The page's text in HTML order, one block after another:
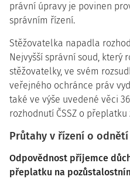
právní úpravy je povinen
správním řízení.
Stěžovatelka napadla
Nejvyšší správní soud, který
stěžovatelky, ve svém
veřejného ochránce práv
také ve výše uvedené věci
rozhodnutí ČSSZ o přeplatku
Průtahy v řízení o
Odpovědnost příjemce
přeplatku na